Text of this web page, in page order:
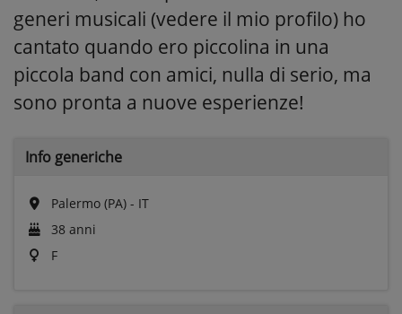
generi musicali (vedere il mio profilo) ho
cantato quando ero piccolina in una
piccola band con amici, nulla di serio, ma
sono pronta a nuove esperienze!
Info generiche
Palermo (PA) - IT
38 anni
F